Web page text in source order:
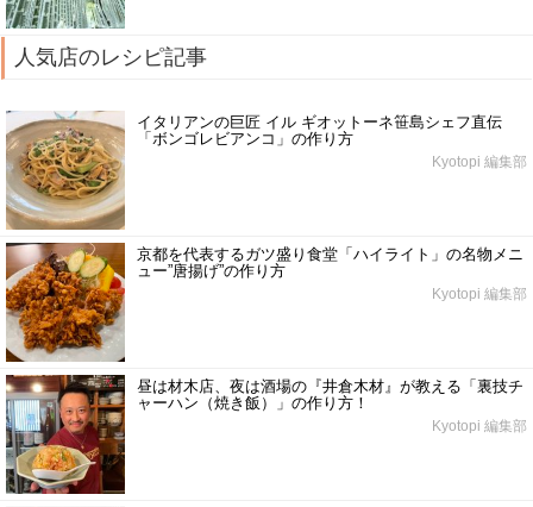
人気店のレシピ記事
イタリアンの巨匠 イル ギオットーネ笹島シェフ直伝
「ボンゴレビアンコ」の作り方
Kyotopi 編集部
京都を代表するガツ盛り食堂「ハイライト」の名物メニ
ュー”唐揚げ”の作り方
Kyotopi 編集部
昼は材木店、夜は酒場の『井倉木材』が教える「裏技チ
ャーハン（焼き飯）」の作り方！
Kyotopi 編集部